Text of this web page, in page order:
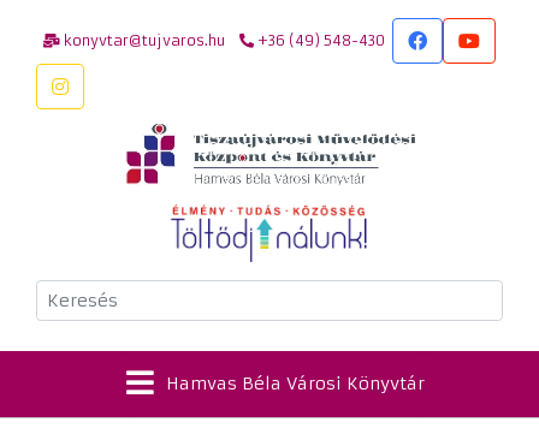
konyvtar@tujvaros.hu +36 (49) 548-430
Keresés
Hamvas Béla Városi Könyvtár